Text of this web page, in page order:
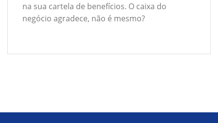
na sua cartela de benefícios. O caixa do
negócio agradece, não é mesmo?